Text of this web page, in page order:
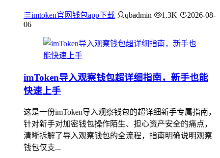
imtoken官网钱包app下载 qbadmin 1.3K
2026-08-
06
imToken导入观察钱包超详细指南，新手也能
快速上手
这是一份imToken导入观察钱包的超详细新手专属指南，
针对新手对加密钱包操作陌生、担心资产安全的痛点，
清晰拆解了导入观察钱包的全流程，指南明确说明观察
钱包仅支...